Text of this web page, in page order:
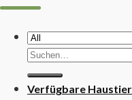
Suchen
nach:
Verfügbare